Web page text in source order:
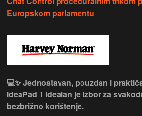
Europskom parlamentu
💻✨ Jednostavan, pouzdan i
IdeaPad 1 idealan je izbor za
bezbrižno korištenje.